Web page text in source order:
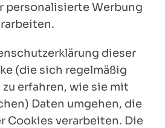
personalisierte Werbung
dieser
(die sich regelmäßig
erfahren, wie sie mit
Daten umgehen, die
Cookies verarbeiten. Die